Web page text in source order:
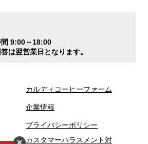
間 9:00～18:00
は翌営業日となります。
カルディコーヒーファーム
企業情報
プライバシーポリシー
カスタマーハラスメント対